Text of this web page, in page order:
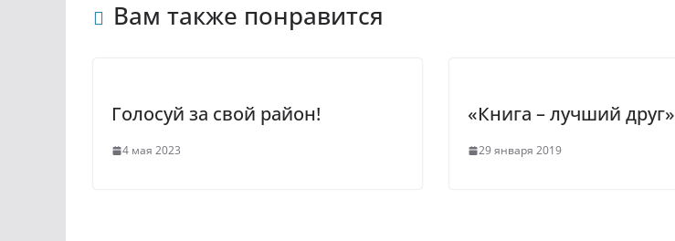
n
i
m
Вам также понравится
Голосуй за свой район!
4 мая 2023
«Книга – лучший друг»
29 января 2019